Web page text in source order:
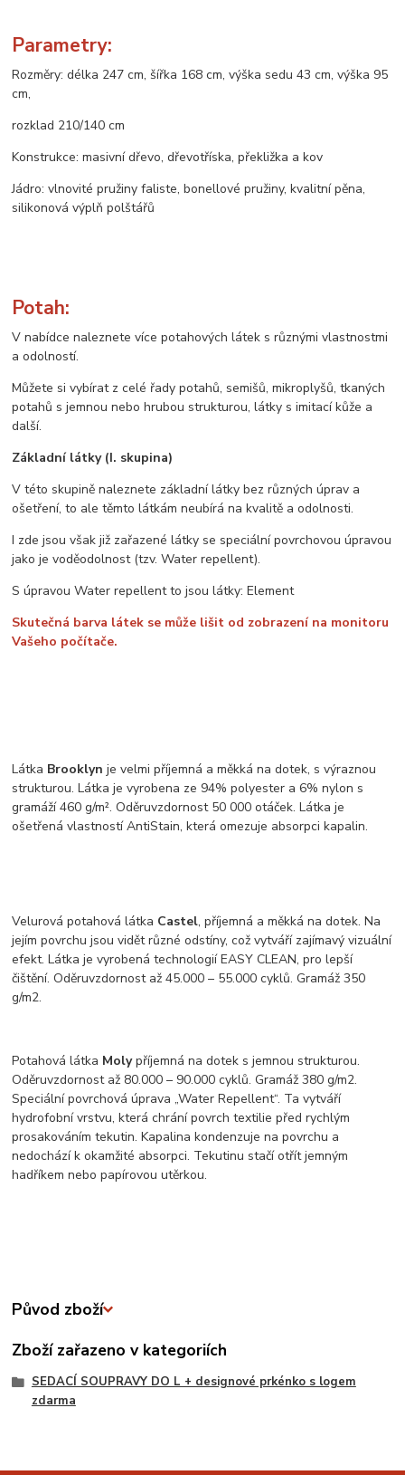
Parametry:
Rozměry: délka 247 cm, šířka 168 cm, výška sedu 43 cm, výška 95
cm,
rozklad 210/140 cm
Konstrukce: masivní dřevo, dřevotříska, překližka a kov
Jádro: vlnovité pružiny faliste, bonellové pružiny, kvalitní pěna,
silikonová výplň polštářů
Potah:
V nabídce naleznete více potahových látek s různými vlastnostmi
a odolností.
Můžete si vybírat z celé řady potahů, semišů, mikroplyšů, tkaných
potahů s jemnou nebo hrubou strukturou, látky s imitací kůže a
další.
Základní látky (I. skupina)
V této skupině naleznete základní látky bez různých úprav a
ošetření, to ale těmto látkám neubírá na kvalitě a odolnosti.
I zde jsou však již zařazené látky se speciální povrchovou úpravou
jako je voděodolnost (tzv. Water repellent).
S úpravou Water repellent to jsou látky: Element
Skutečná barva látek se může lišit od zobrazení na monitoru
Vašeho počítače.
Látka Brooklyn je velmi příjemná a měkká na dotek, s výraznou
strukturou. Látka je vyrobena ze 94% polyester a 6% nylon s
gramáží 460 g/m². Oděruvzdornost 50 000 otáček. Látka je
ošetřená vlastností AntiStain, která omezuje absorpci kapalin.
Velurová potahová látka Castel, příjemná a měkká na dotek. Na
jejím povrchu jsou vidět různé odstíny, což vytváří zajímavý vizuální
efekt. Látka je vyrobená technologií EASY CLEAN, pro lepší
čištění. Oděruvzdornost až 45.000 – 55.000 cyklů. Gramáž 350
g/m2.
Potahová látka Molypříjemná na dotek s jemnou strukturou.
Oděruvzdornost až 80.000 – 90.000 cyklů. Gramáž 380 g/m2.
Speciální povrchová úprava „Water Repellent“. Ta vytváří
hydrofobní vrstvu, která chrání povrch textilie před rychlým
prosakováním tekutin. Kapalina kondenzuje na povrchu a
nedochází k okamžité absorpci. Tekutinu stačí otřít jemným
hadříkem nebo papírovou utěrkou.
Původ zboží
Zboží zařazeno v kategoriích
SEDACÍ SOUPRAVY DO L + designové prkénko s logem
zdarma